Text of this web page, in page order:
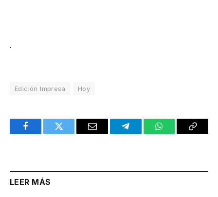
.
Edición Impresa Hoy
FacebookTwitter Email TelegramWhatsAppCopy
LEER MÁS